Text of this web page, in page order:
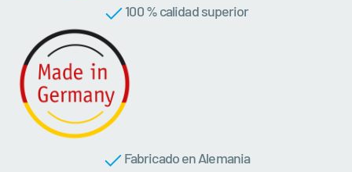
100 % calidad superior
Fabricado en Alemania